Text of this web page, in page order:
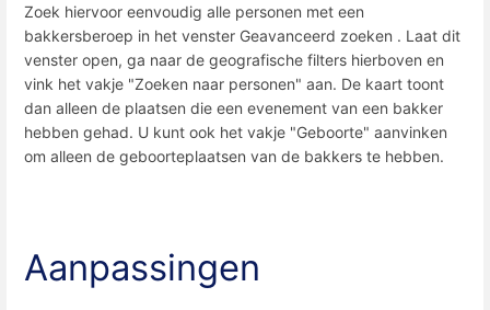
Zoek hiervoor eenvoudig alle personen met een
bakkersberoep in het venster Geavanceerd zoeken . Laat dit
venster open, ga naar de geografische filters hierboven en
vink het vakje "Zoeken naar personen" aan. De kaart toont
dan alleen de plaatsen die een evenement van een bakker
hebben gehad. U kunt ook het vakje "Geboorte" aanvinken
om alleen de geboorteplaatsen van de bakkers te hebben.
Aanpassingen